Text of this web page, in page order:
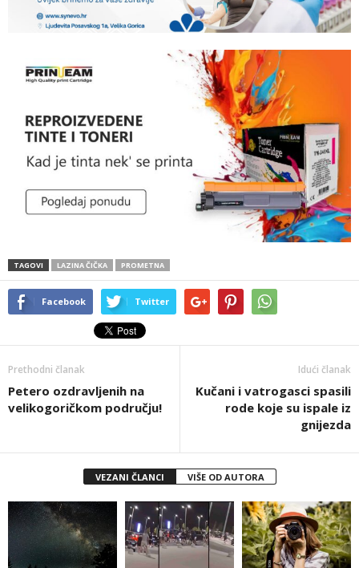
TAGOVI LAZINA ČIČKA PROMETNA
Facebook Twitter
Prethodni članak
Petero ozdravljenih na
velikogoričkom području!
Idući članak
Kučani i vatrogasci spasili
rode koje su ispale iz
gnijezda
VEZANI ČLANCI VIŠE OD AUTORA